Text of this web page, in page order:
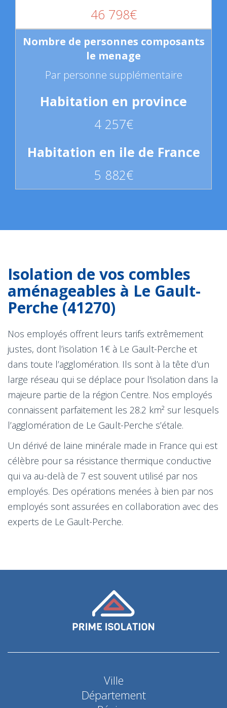
46 798€
Par personne supplémentaire
4 257€
5 882€
Isolation de vos combles
aménageables à Le Gault-
Perche (41270)
Nos employés offrent leurs tarifs extrêmement
justes, dont l’isolation 1€ à Le Gault-Perche et
dans toute l’agglomération. Ils sont à la tête d’un
large réseau qui se déplace pour l'isolation dans la
majeure partie de la région Centre. Nos employés
connaissent parfaitement les 28.2 km² sur lesquels
l’agglomération de Le Gault-Perche s’étale.
Un dérivé de laine minérale made in France qui est
célèbre pour sa résistance thermique conductive
qui va au-delà de 7 est souvent utilisé par nos
employés. Des opérations menées à bien par nos
employés sont assurées en collaboration avec des
experts de Le Gault-Perche.
Ville
Département